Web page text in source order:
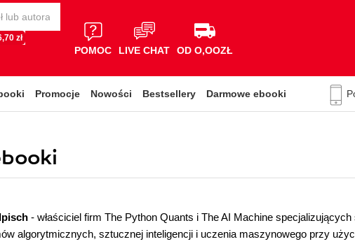
zł
POMOC LIVE CHAT OD O,OOZŁ
Promocje Nowości Bestsellery Darmowe ebooki
- właściciel firm The Python Quants i The AI Machine
algorytmicznych, sztucznej inteligencji i uczenia maszynowego przy